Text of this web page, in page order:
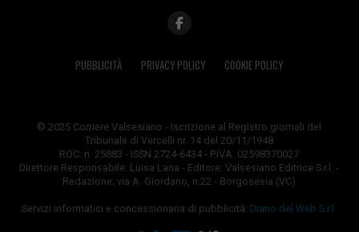
PUBBLICITÀ PRIVACY POLICY COOKIE POLICY
© 2025 Corriere Valsesiano - Iscrizione al Registro giornali del
Tribunale di Vercelli nr. 14 del 20/11/1948
ROC: n. 25883 - ISSN 2724-6434 - P.IVA: 02598370027
Direttore Responsabile: Luisa Lana - Editore: Valsesiano Editrice S.r.l. -
Redazione: via A. Giordano, n.22 - Borgosesia (VC)
Servizi informatici e concessionaria di pubblicità: Diario del Web S.r.l.